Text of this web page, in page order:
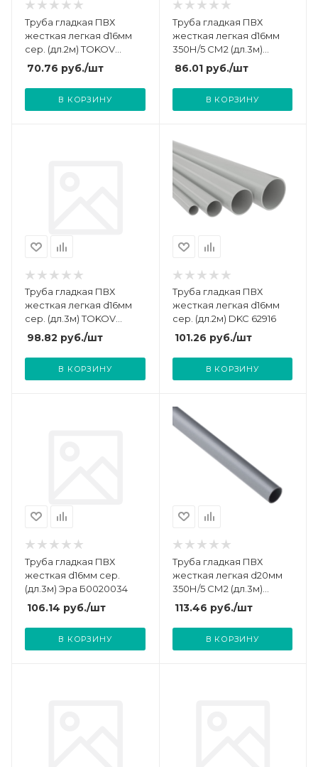
Труба гладкая ПВХ
жесткая легкая d16мм
сер. (дл.2м) TOKOV
ELECTRIC TKE-THG-PVC-
16-2-C06
70.76 руб./шт
В КОРЗИНУ
Труба гладкая ПВХ
жесткая легкая d16мм
350Н/5 СМ2 (дл.3м)
Ruvinil 51600(3)
86.01руб./шт
В КОРЗИНУ
Труба гладкая ПВХ
жесткая легкая d16мм
сер. (дл.3м) TOKOV
ELECTRIC TKE-THG-PVC-
16-3-C06
98.82 руб./шт
В КОРЗИНУ
Труба гладкая ПВХ
жесткая легкая d16мм
сер. (дл.2м) DKC 62916
101.26 руб./шт
В КОРЗИНУ
Труба гладкая ПВХ
жесткая d16мм сер.
(дл.3м) Эра Б0020034
106.14 руб./шт
В КОРЗИНУ
Труба гладкая ПВХ
жесткая легкая d20мм
350Н/5 СМ2 (дл.3м)
Ruvinil 52000(3)
113.46 руб./шт
В КОРЗИНУ